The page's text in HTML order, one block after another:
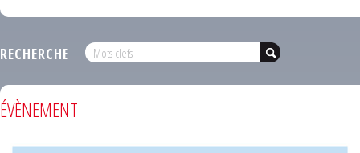
RECHERCHE
ÉVÈNEMENT